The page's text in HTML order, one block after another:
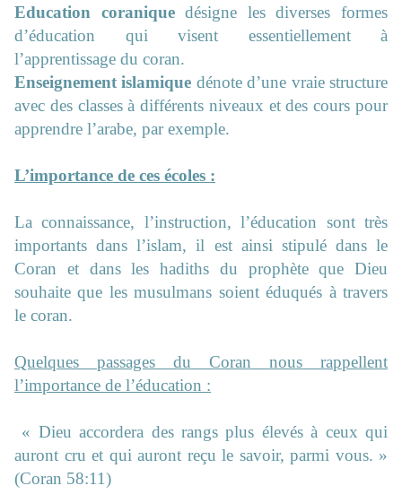
Education coraniquedésigne les diverses formes
d’éducation qui visent essentiellement à
l’apprentissage du coran.
Enseignement islamique dénote d’une vraie structure
avec des classes à différents niveaux et des cours pour
apprendre l’arabe, par exemple.
L’importance de ces écoles :
La connaissance, l’instruction, l’éducation sont très
importants dans l’islam, il est ainsi stipulé dans le
Coran et dans les hadiths du prophète que Dieu
souhaite que les musulmans soient éduqués à travers
le coran.
Quelques passages du Coran nous rappellent
l’importance de l’éducation :
« Dieu accordera des rangs plus élevés à ceux qui
auront cru et qui auront reçu le savoir, parmi vous. »
(Coran 58:11)